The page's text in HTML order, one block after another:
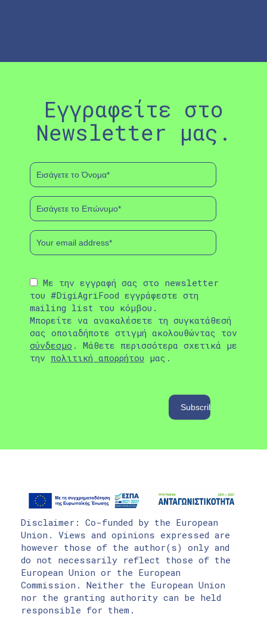
Εγγραφείτε στο
Newsletter μας.
Με την εγγραφή σας στο newsletter
του #DigiAgriFood εγγράφεστε στη
mailing list του κόμβου.
Μπορείτε να ανακαλέσετε τη συγκατάθεσή
σας οποιαδήποτε στιγμή ακολουθώντας τον
σύνδεσμο . Μάθετε περισσότερα σχετικά με
την πολιτική απορρήτου μας.
Disclaimer: Co-funded by the European
Union. Views and opinions expressed are
however those of the author(s) only and
do not necessarily reflect those of the
European Union or the European
Commission. Neither the European Union
nor the granting authority can be held
responsible for them.